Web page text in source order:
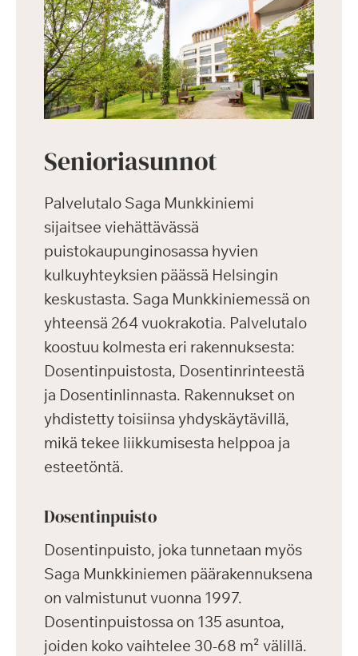
Senioriasunnot
Palvelutalo Saga Munkkiniemi
sijaitsee viehättävässä
puistokaupunginosassa hyvien
kulkuyhteyksien päässä Helsingin
keskustasta. Saga Munkkiniemessä on
yhteensä 264 vuokrakotia. Palvelutalo
koostuu kolmesta eri rakennuksesta:
Dosentinpuistosta, Dosentinrinteestä
ja Dosentinlinnasta. Rakennukset on
yhdistetty toisiinsa yhdyskäytävillä,
mikä tekee liikkumisesta helppoa ja
esteetöntä.
Dosentinpuisto
Dosentinpuisto, joka tunnetaan myös
Saga Munkkiniemen päärakennuksena
on valmistunut vuonna 1997.
Dosentinpuistossa on 135 asuntoa,
joiden koko vaihtelee 30-68 m² välillä.